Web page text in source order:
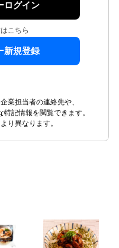
ログイン
こちら
新規登録
業担当者の連絡先や、
記情報を閲覧できます。
り異なります。